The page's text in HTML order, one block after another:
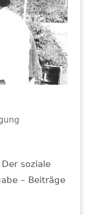
soziale
– Beiträge